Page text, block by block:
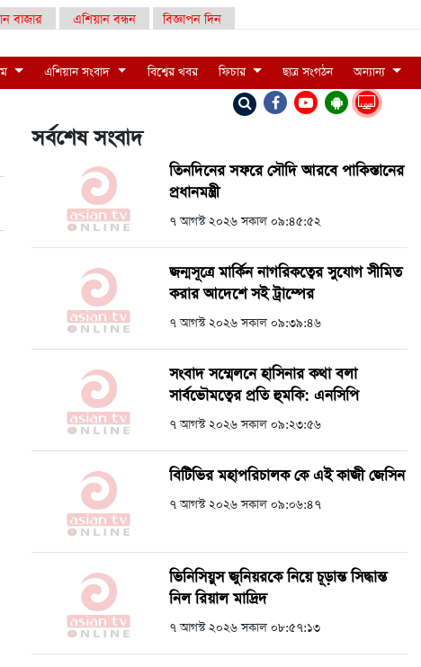
বাজার এশিয়ান বন্ধন বিজ্ঞাপন দিন
LIVE
এশিয়ান সংবাদ বিশ্বের খবর ফিচার ছাত্র সংগঠন অন্যান্য
সর্বশেষ সংবাদ
তিনদিনের সফরে সৌদি আরবে পাকিস্তানের
প্রধানমন্ত্রী
৭ আগস্ট ২০২৬ সকাল ০৯:৪৫:৫২
জন্মসূত্রে মার্কিন নাগরিকত্বের সুযোগ সীমিত
করার আদেশে সই ট্রাম্পের
৭ আগস্ট ২০২৬ সকাল ০৯:৩৯:৪৬
সংবাদ সম্মেলনে হাসিনার কথা বলা
সার্বভৌমত্বের প্রতি হুমকি: এনসিপি
৭ আগস্ট ২০২৬ সকাল ০৯:২৩:৫৬
বিটিভির মহাপরিচালক কে এই কাজী জেসিন
৭ আগস্ট ২০২৬ সকাল ০৯:০৬:৪৭
ভিনিসিয়ুস জুনিয়রকে নিয়ে চূড়ান্ত সিদ্ধান্ত
নিল রিয়াল মাদ্রিদ
৭ আগস্ট ২০২৬ সকাল ০৮:৫৭:১৩